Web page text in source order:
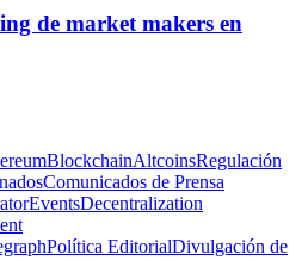
de market makers en
BlockchainAltcoinsRegulación
Comunicados de Prensa
EventsDecentralization
Política EditorialDivulgación de